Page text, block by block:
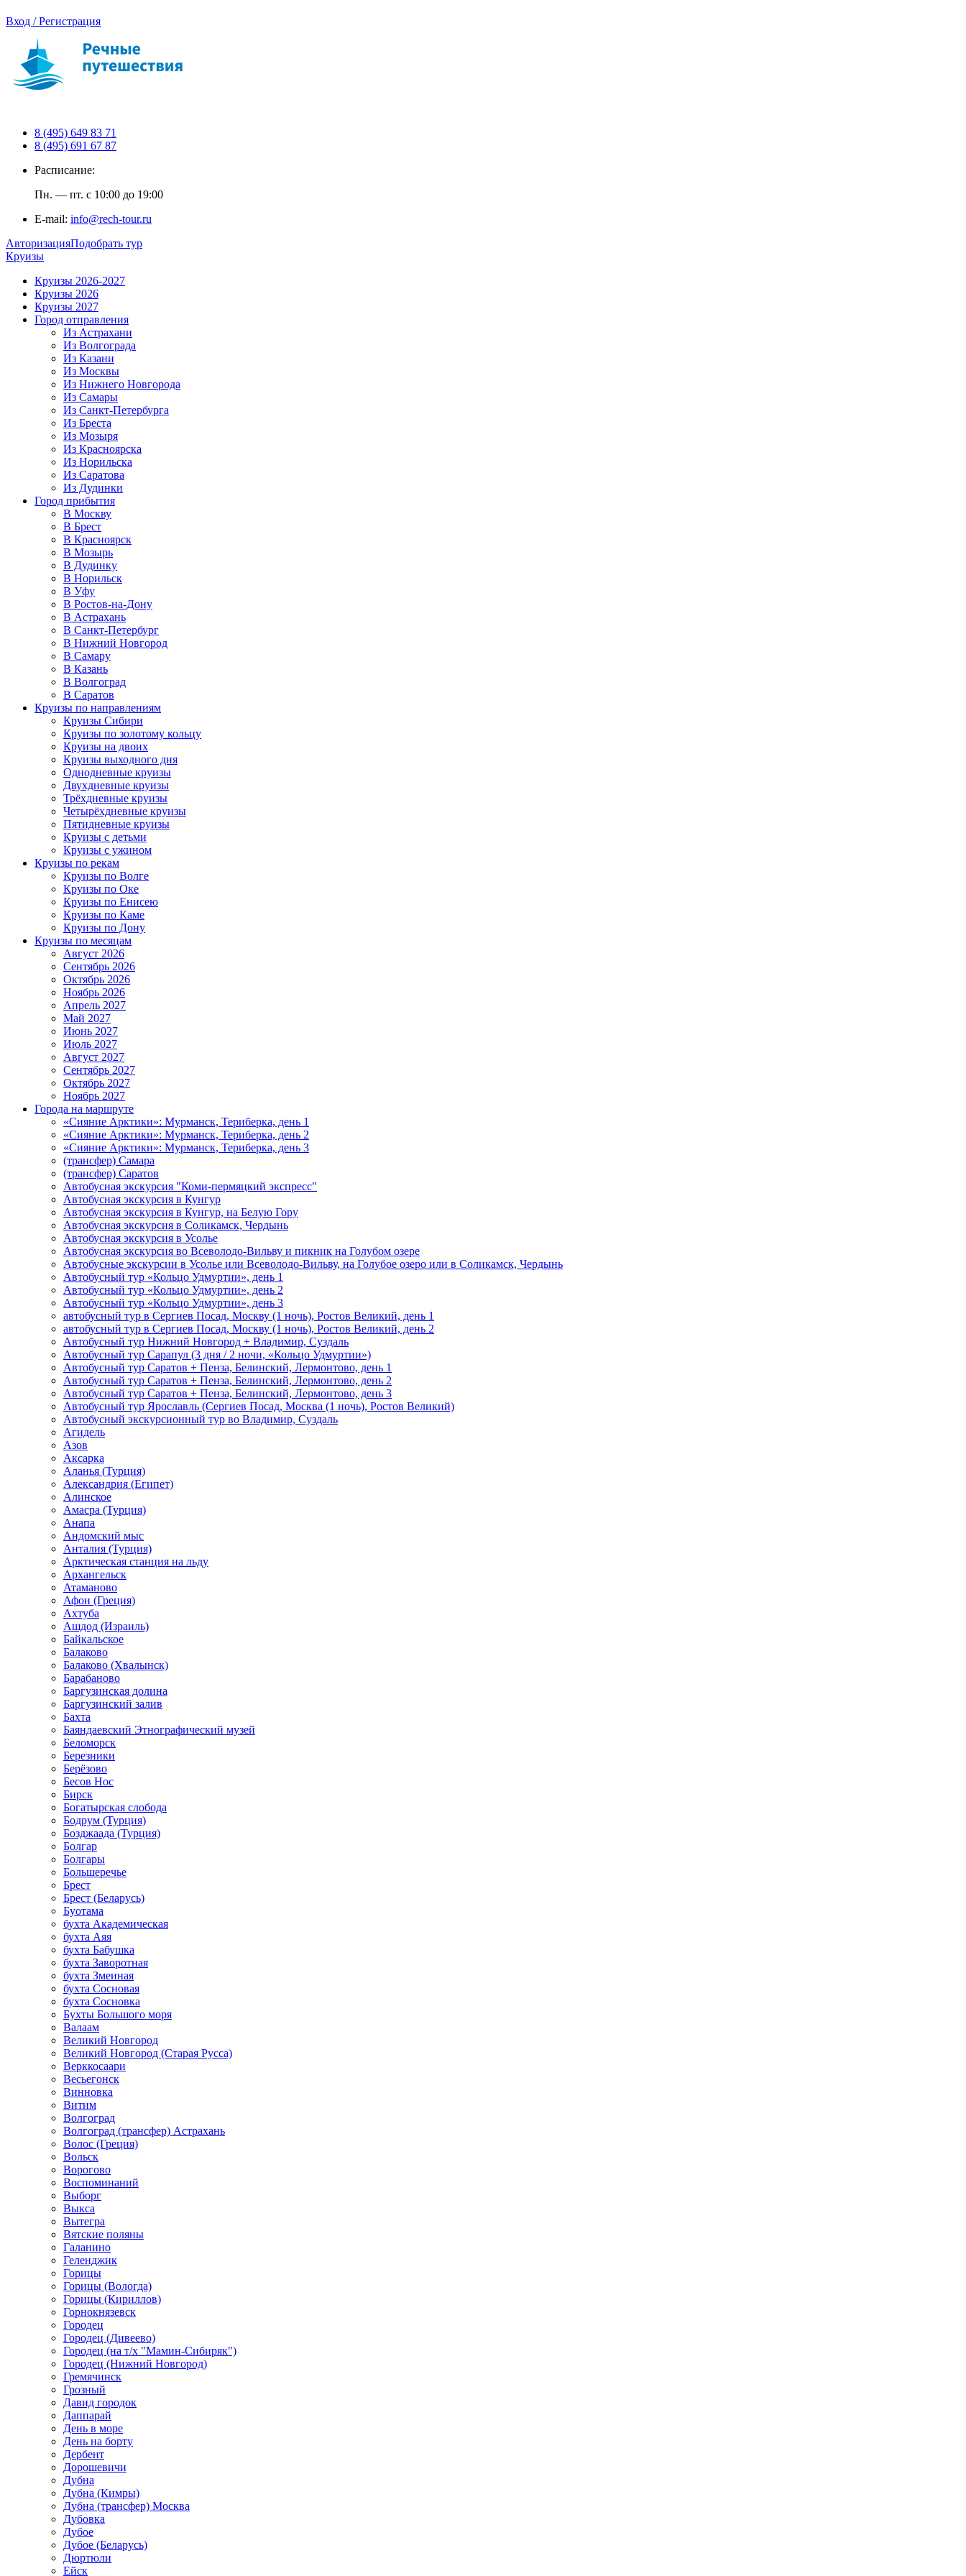
Вход / Регистрация
8 (495) 649 83 71
8 (495) 691 67 87
Расписание:
Пн. — пт. с 10:00 до 19:00
E-mail: info@rech-tour.ru
АвторизацияПодобрать тур
Круизы
Круизы 2026-2027
Круизы 2026
Круизы 2027
Город отправления
Из Астрахани
Из Волгограда
Из Казани
Из Москвы
Из Нижнего Новгорода
Из Самары
Из Санкт-Петербурга
Из Бреста
Из Мозыря
Из Красноярска
Из Норильска
Из Саратова
Из Дудинки
Город прибытия
В Москву
В Брест
В Красноярск
В Мозырь
В Дудинку
В Норильск
В Уфу
В Ростов-на-Дону
В Астрахань
В Санкт-Петербург
В Нижний Новгород
В Самару
В Казань
В Волгоград
В Саратов
Круизы по направлениям
Круизы Сибири
Круизы по золотому кольцу
Круизы на двоих
Круизы выходного дня
Однодневные круизы
Двухдневные круизы
Трёхдневные круизы
Четырёхдневные круизы
Пятидневные круизы
Круизы с детьми
Круизы с ужином
Круизы по рекам
Круизы по Волге
Круизы по Оке
Круизы по Енисею
Круизы по Каме
Круизы по Дону
Круизы по месяцам
Август 2026
Сентябрь 2026
Октябрь 2026
Ноябрь 2026
Апрель 2027
Май 2027
Июнь 2027
Июль 2027
Август 2027
Сентябрь 2027
Октябрь 2027
Ноябрь 2027
Города на маршруте
«Сияние Арктики»: Мурманск, Териберка, день 1
«Сияние Арктики»: Мурманск, Териберка, день 2
«Сияние Арктики»: Мурманск, Териберка, день 3
(трансфер) Самара
(трансфер) Саратов
Автобусная экскурсия "Коми-пермяцкий экспресс"
Автобусная экскурсия в Кунгур
Автобусная экскурсия в Кунгур, на Белую Гору
Автобусная экскурсия в Соликамск, Чердынь
Автобусная экскурсия в Усолье
Автобусная экскурсия во Всеволодо-Вильву и пикник на Голубом озере
Автобусные экскурсии в Усолье или Всеволодо-Вильву, на Голубое озеро или в Соликамск, Чердынь
Автобусный тур «Кольцо Удмуртии», день 1
Автобусный тур «Кольцо Удмуртии», день 2
Автобусный тур «Кольцо Удмуртии», день 3
автобусный тур в Сергиев Посад, Москву (1 ночь), Ростов Великий, день 1
автобусный тур в Сергиев Посад, Москву (1 ночь), Ростов Великий, день 2
Автобусный тур Нижний Новгород + Владимир, Суздаль
Автобусный тур Сарапул (3 дня / 2 ночи, «Кольцо Удмуртии»)
Автобусный тур Саратов + Пенза, Белинский, Лермонтово, день 1
Автобусный тур Саратов + Пенза, Белинский, Лермонтово, день 2
Автобусный тур Саратов + Пенза, Белинский, Лермонтово, день 3
Автобусный тур Ярославль (Сергиев Посад, Москва (1 ночь), Ростов Великий)
Автобусный экскурсионный тур во Владимир, Суздаль
Агидель
Азов
Аксарка
Аланья (Турция)
Александрия (Египет)
Алинское
Амасра (Турция)
Анапа
Андомский мыс
Анталия (Турция)
Арктическая станция на льду
Архангельск
Атаманово
Афон (Греция)
Ахтуба
Ашдод (Израиль)
Байкальское
Балаково
Балаково (Хвалынск)
Барабаново
Баргузинская долина
Баргузинский залив
Бахта
Баяндаевский Этнографический музей
Беломорск
Березники
Берёзово
Бесов Нос
Бирск
Богатырская слобода
Бодрум (Турция)
Бозджаада (Турция)
Болгар
Болгары
Большеречье
Брест
Брест (Беларусь)
Буотама
бухта Академическая
бухта Аяя
бухта Бабушка
бухта Заворотная
бухта Змеиная
бухта Сосновая
бухта Сосновка
Бухты Большого моря
Валаам
Великий Новгород
Великий Новгород (Старая Русса)
Верккосаари
Весьегонск
Винновка
Витим
Волгоград
Волгоград (трансфер) Астрахань
Волос (Греция)
Вольск
Ворогово
Воспоминаний
Выборг
Выкса
Вытегра
Вятские поляны
Галанино
Геленджик
Горицы
Горицы (Вологда)
Горицы (Кириллов)
Горнокнязевск
Городец
Городец (Дивеево)
Городец (на т/х "Мамин-Сибиряк")
Городец (Нижний Новгород)
Гремячинск
Грозный
Давид городок
Даппарай
День в море
День на борту
Дербент
Дорошевичи
Дубна
Дубна (Кимры)
Дубна (трансфер) Москва
Дубовка
Дубое
Дубое (Беларусь)
Дюртюли
Ейск